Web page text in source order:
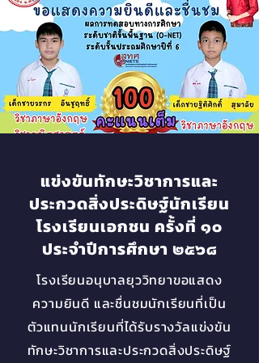
แข่งขันทักษะวิชาการและ
ประกวดสิ่งประดิษฐ์นักเรียน
โรงเรียนเอกชน ครั้งที่ ๑๐
ประจำปีการศึกษา ๒๕๖๘
โรงเรียนอนุบาลยุววิทยาขอแสดง
ความยินดี และชื่นชมนักเรียนที่เป็น
ตัวแทนนักเรียนที่ได้รับรางวัลแข่งขัน
ทักษะวิชาการและประกวดสิ่งประดิษฐ์